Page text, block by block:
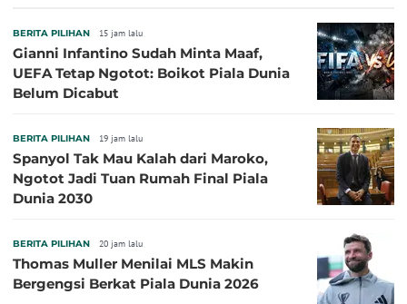
BERITA PILIHAN 15 jam lalu
Gianni Infantino Sudah Minta Maaf,
UEFA Tetap Ngotot: Boikot Piala Dunia
Belum Dicabut
BERITA PILIHAN 19 jam lalu
Spanyol Tak Mau Kalah dari Maroko,
Ngotot Jadi Tuan Rumah Final Piala
Dunia 2030
BERITA PILIHAN 20 jam lalu
Thomas Muller Menilai MLS Makin
Bergengsi Berkat Piala Dunia 2026